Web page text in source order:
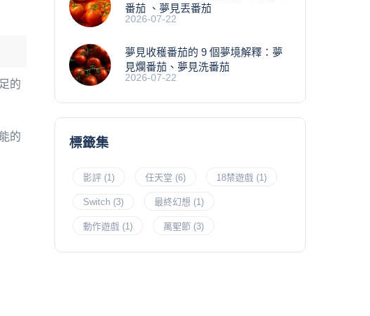
的
的
番茄 、夢見丟番茄
2026-07-22
夢見收穫番茄的 9 個夢境解釋：夢
見爛番茄、夢見洗番茄
2026-07-22
標籤集
影評 (1) 任天堂 (6) 18禁遊戲 (1)
Switch (3) 最終幻想 (1)
動作遊戲 (1) 萬聖節 (3)